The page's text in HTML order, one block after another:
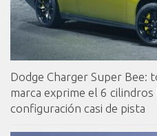
Dodge Charger Super Bee:
marca exprime el 6
configuración casi de pista